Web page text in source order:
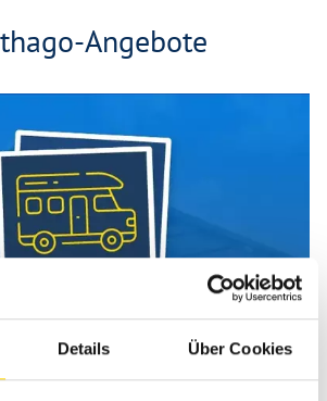
Details Über Cookies
Angebote